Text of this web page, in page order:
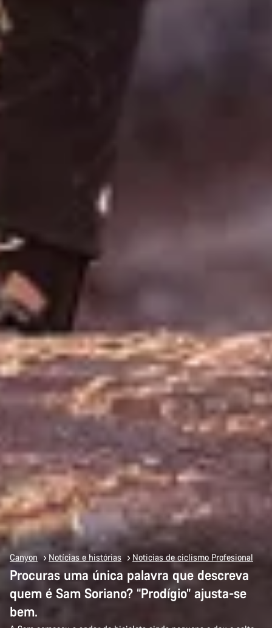
Canyon Notícias e histórias Noticias de ciclismo Profesional
Procuras uma única palavra que descreva
quem é Sam Soriano? “Prodígio” ajusta-se
bem.